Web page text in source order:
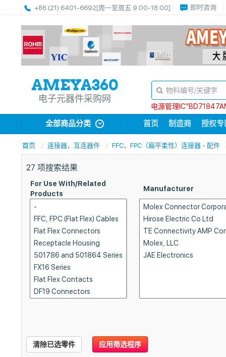
+86 (21) 6401-6692[周一至周五 9:00-18:00] 即时咨询
电子元器件采购网
电源管理
全部商品分类 首页 制造商 授权专
首页 连接器，互连器件 FFC，FPC（扁平柔性）连接器 - 配件
27 项搜索结果
For Use With/Related
Products
Manufacturer
清除已选零件 应用筛选程序